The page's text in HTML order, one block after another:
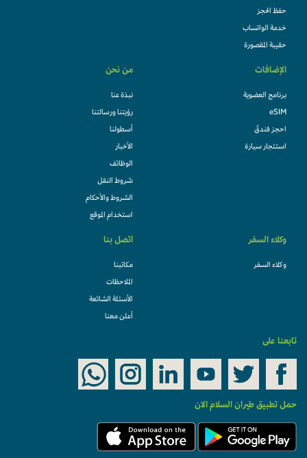
حفظ الحجز
خدمة الواتساب
حقيبة المقصورة
الإضافات
برنامج العضوية
eSIM
احجز فندقً
استئجار سيارة
من نحن
نبذة عنا
رؤيتنا ورسالتنا
أسطولنا
الأخبار
الوظائف
شروط النقل
الشروط والأحكام
استخدام الموقع
وكلاء السفر
وكلاء السفر
اتصل بنا
مكاتبنا
الملاحظات
الأسئلة الشائعة
أعلن معنا
تابعنا على
حمل تطبيق طيران السلام الان